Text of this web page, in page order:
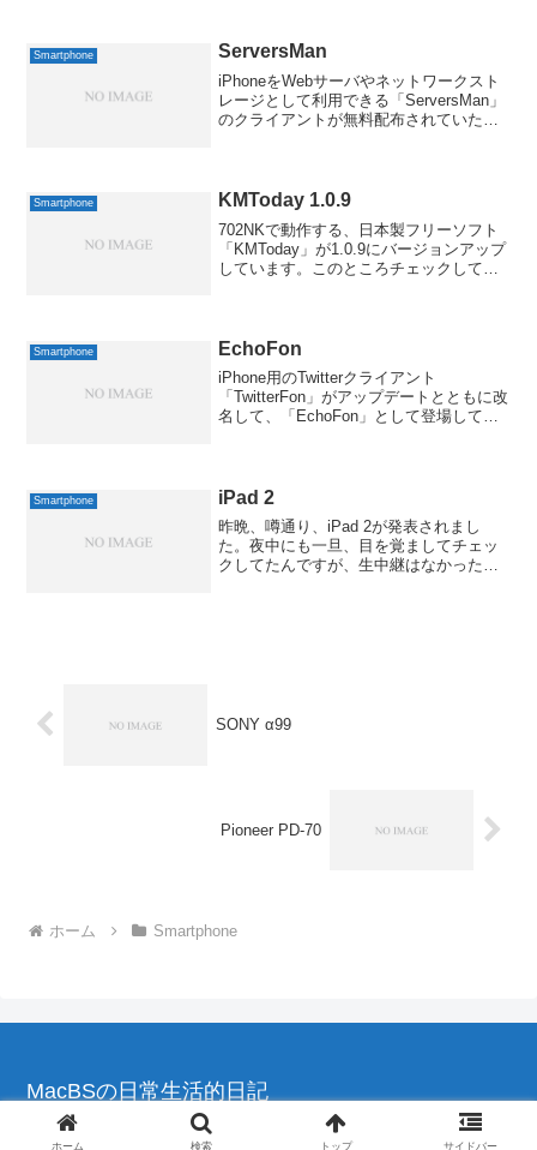
な裏...
Smartphone ServersMan
iPhoneをWebサーバやネットワークスト
レージとして利用できる「ServersMan」
のクライアントが無料配布されていたの
Smartphone KMToday 1.0.9
702NKで動作する、日本製フリーソフト
「KMToday」が1.0.9にバージョンアップ
しています。このところチェックしてな
Smartphone EchoFon
iPhone用のTwitterクライアント
「TwitterFon」がアップデートとともに改
名して、「EchoFon」として登場してい
Smartphone iPad 2
昨晩、噂通り、iPad 2が発表されまし
た。夜中にも一旦、目を覚ましてチェッ
クしてたんですが、生中継はなかったの
SONY α99
Pioneer PD-70
ホーム Smartphone
MacBSの日常生活的日記
© 2004-2026 MacBSの日常生活的日記.
ホーム 検索 トップ サイドバー